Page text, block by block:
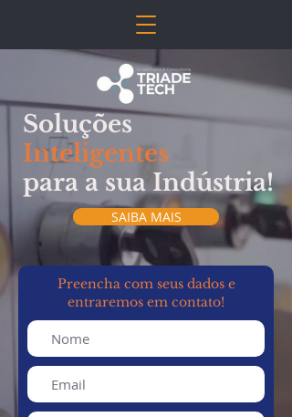
Soluções
Inteligentes
para a sua Indústria!
SAIBA MAIS
Preencha com seus dados e
entraremos em contato!